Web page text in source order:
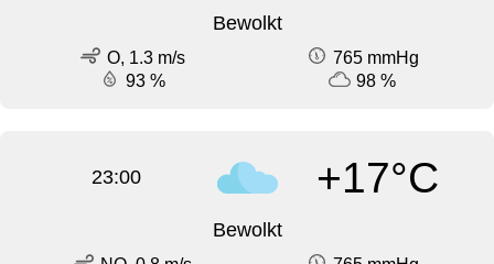
Bewolkt
O, 1.3 m/s
765 mmHg
93 %
98 %
23:00 +17°C
Bewolkt